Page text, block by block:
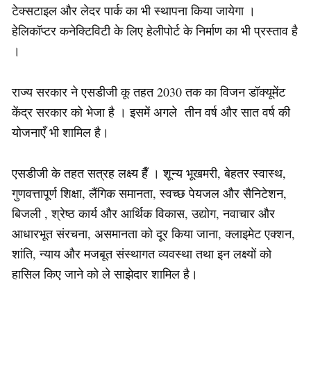
टेक्सटाइल और लेदर पार्क का भी स्थापना किया जायेगा ।
हेलिकॉप्टर कनेक्टिविटी के लिए हेलीपोर्ट के निर्माण का भी प्रस्ताव है
।
राज्य सरकार ने एसडीजी कू तहत 2030 तक का विजन डॉक्यूमेंट
केंद्र सरकार को भेजा है । इसमें अगले तीन वर्ष और सात वर्ष की
योजनाएँ भी शामिल है।
एसडीजी के तहत सत्रह लक्ष्य हैँ । शून्य भूखमरी, बेहतर स्वास्थ,
गुणवत्तापूर्ण शिक्षा, लैंगिक समानता, स्वच्छ पेयजल और सैनिटेशन,
बिजली , श्रेष्ठ कार्य और आर्थिक विकास, उद्योग, नवाचार और
आधारभूत संरचना, असमानता को दूर किया जाना, क्लाइमेट एक्शन,
शांति, न्याय और मजबूत संस्थागत व्यवस्था तथा इन लक्ष्यों को
हासिल किए जाने को ले साझेदार शामिल है।